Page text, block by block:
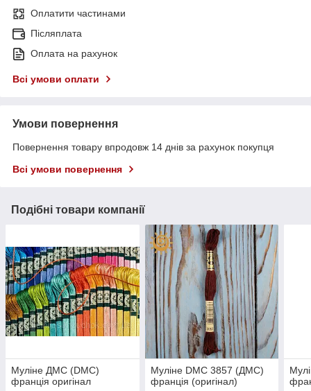
Оплатити частинами
Післяплата
Оплата на рахунок
Всі умови оплати
Умови повернення
Повернення товару впродовж 14 днів за рахунок покупця
Всі умови повернення
Подібні товари компанії
Муліне ДМС (DMC)
франція оригінал
Муліне DMC 3857 (ДМС)
франція (оригінал)